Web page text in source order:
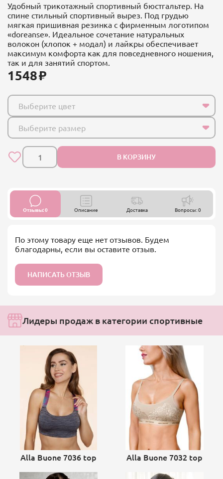
Удобный трикотажный спортивный бюстгальтер. На
спине стильный спортивный вырез. Под грудью
мягкая пришивная резинка с фирменным логотипом
«doreanse». Идеальное сочетание натуральных
волокон (хлопок + модал) и лайкры обеспечивает
максимум комфорта как для повседневного ношения,
так и для занятий спортом.
1548
Выберите цвет
Выберите размер
В КОРЗИНУ
Отзывы: 0 Описание Доставка Вопросы: 0
По этому товару еще нет отзывов. Будем
благодарны, если вы оставите отзыв.
НАПИСАТЬ ОТЗЫВ
Лидеры продаж в категории спортивные
Alla Buone 7036 top Alla Buone 7032 top